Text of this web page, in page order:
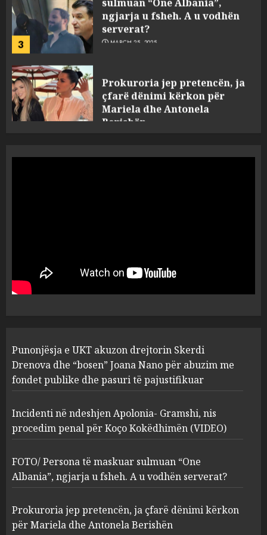
3
serverat?
MARCH 25, 2025
4
Mariela dhe Antonela
Berishën
MARCH 25, 2025
1
“bosen” Joana Nano për
abuzim me fondet publike dhe
pasuri të pajustifikuar
2
Apolonia- Gramshi, nis
procedim penal për Koço
Kokëdhimën (VIDEO)
MARCH 27, 2025
3
FOTO/ Persona të maskuar
sulmuan “One Albania”,
ngjarja u fsheh. A u vodhën
serverat?
MARCH 25, 2025
Prokuroria jep pretencën, ja
Punonjësja e UKT akuzon drejtorin Skerdi
Drenova dhe “bosen” Joana Nano për abuzim me
fondet publike dhe pasuri të pajustifikuar
Incidenti në ndeshjen Apolonia- Gramshi, nis
procedim penal për Koço Kokëdhimën (VIDEO)
FOTO/ Persona të maskuar sulmuan “One
Albania”, ngjarja u fsheh. A u vodhën serverat?
Prokuroria jep pretencën, ja çfarë dënimi kërkon
për Mariela dhe Antonela Berishën